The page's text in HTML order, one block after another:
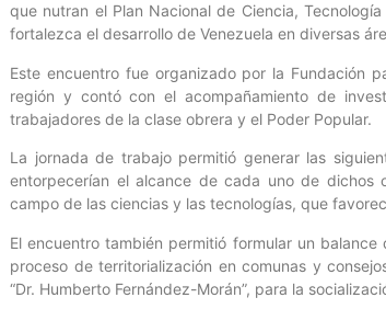
que nutran el Plan Nacional de Ciencia,
fortalezca el desarrollo de Venezuela en diversas
Este encuentro fue organizado por la Fundación
región y contó con el acompañamiento de
trabajadores de la clase obrera y el Poder Popular.
La jornada de trabajo permitió generar las
entorpecerían el alcance de cada uno de dichos
campo de las ciencias y las tecnologías, que
El encuentro también permitió formular un
proceso de territorialización en comunas y
“Dr. Humberto Fernández-Morán”, para la